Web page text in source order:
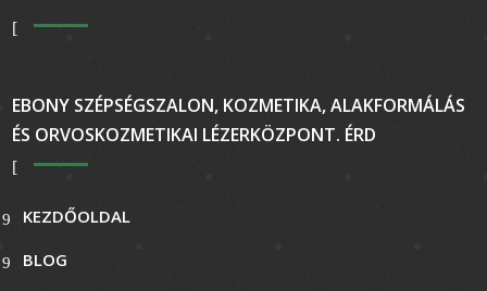
EBONY SZÉPSÉGSZALON, KOZMETIKA, ALAKFORMÁLÁS
ÉS ORVOSKOZMETIKAI LÉZERKÖZPONT. ÉRD
KEZDŐOLDAL
BLOG